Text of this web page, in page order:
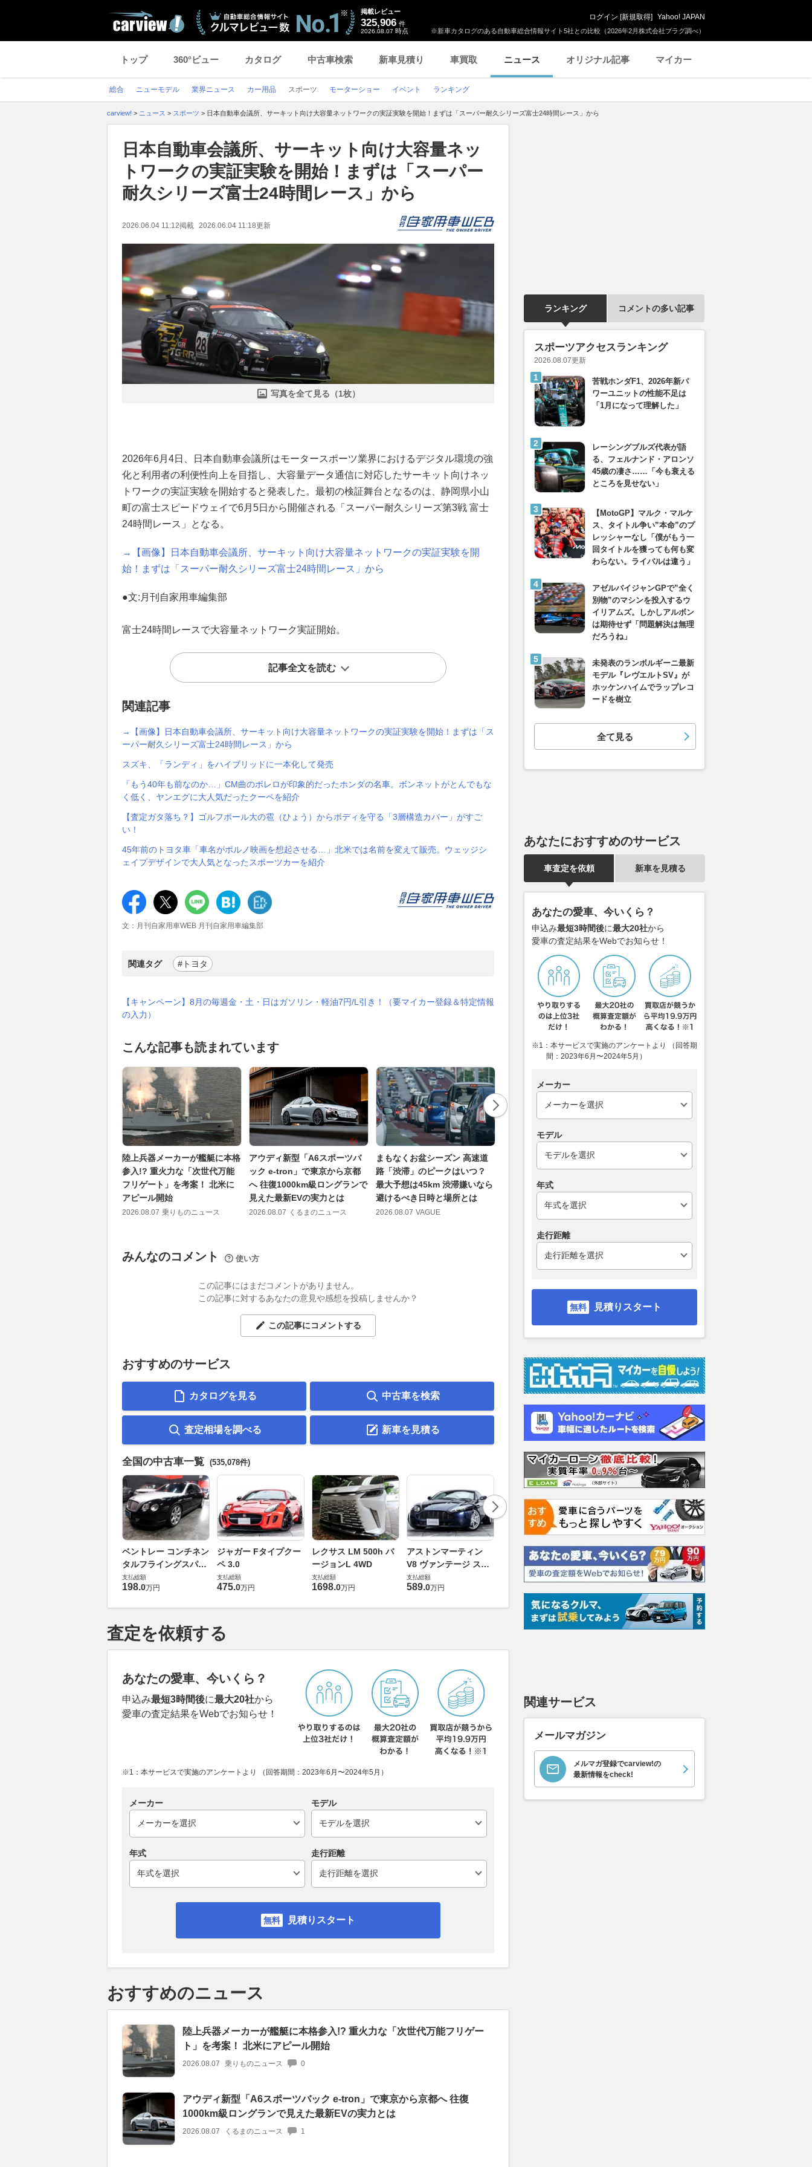
※新車カタログのある自動車総合情報サイト5社との比較（2026年2月株式会社プラグ調べ）
掲載レビュー
325,906 件
2026.08.07 時点
ログイン [新規取得] Yahoo! JAPAN
トップ 360°ビュー カタログ 中古車検索 新車見積り 車買取 ニュース オリジナル記事 マイカー
総合 ニューモデル 業界ニュース カー用品 スポーツ モーターショー イベント ランキング
carview! > ニュース > スポーツ > 日本自動車会議所、サーキット向け大容量ネットワークの実証実験を開始！まずは「スーパー耐久シリーズ富士24時間レース」から
日本自動車会議所、サーキット向け大容量ネッ
トワークの実証実験を開始！まずは「スーパー
耐久シリーズ富士24時間レース」から
2026.06.04 11:12掲載 2026.06.04 11:18更新
写真を全て見る（1枚）
2026年6月4日、日本自動車会議所はモータースポーツ業界におけるデジタル環境の強
化と利用者の利便性向上を目指し、大容量データ通信に対応したサーキット向けネッ
トワークの実証実験を開始すると発表した。最初の検証舞台となるのは、静岡県小山
町の富士スピードウェイで6月5日から開催される「スーパー耐久シリーズ第3戦 富士
24時間レース」となる。
→【画像】日本自動車会議所、サーキット向け大容量ネットワークの実証実験を開
始！まずは「スーパー耐久シリーズ富士24時間レース」から
●文:月刊自家用車編集部
富士24時間レースで大容量ネットワーク実証開始。
記事全文を読む
関連記事
→【画像】日本自動車会議所、サーキット向け大容量ネットワークの実証実験を開始！まずは「ス
ーパー耐久シリーズ富士24時間レース」から
スズキ、「ランディ」をハイブリッドに一本化して発売
「もう40年も前なのか…」CM曲のボレロが印象的だったホンダの名車。ボンネットがとんでもな
く低く、ヤンエグに大人気だったクーペを紹介
【査定ガタ落ち？】ゴルフボール大の雹（ひょう）からボディを守る「3層構造カバー」がすご
い！
45年前のトヨタ車「車名がポルノ映画を想起させる…」北米では名前を変えて販売。ウェッジシ
ェイプデザインで大人気となったスポーツカーを紹介
文：月刊自家用車WEB 月刊自家用車編集部
関連タグ #トヨタ
【キャンペーン】8月の毎週金・土・日はガソリン・軽油7円/L引き！（要マイカー登録＆特定情報
の入力）
こんな記事も読まれています
陸上兵器メーカーが艦艇に本格
参入!? 重火力な「次世代万能
フリゲート」を考案！ 北米に
アピール開始
2026.08.07 乗りものニュース
アウディ新型「A6スポーツバ
ック e-tron」で東京から京都
へ 往復1000km級ロングランで
見えた最新EVの実力とは
2026.08.07 くるまのニュース
まもなくお盆シーズン 高速道
路「渋滞」のピークはいつ？
最大予想は45km 渋滞嫌いなら
避けるべき日時と場所とは
2026.08.07 VAGUE
純正パーツを移植した結果。メ
ルセデスAMG「GT」が後付け
感なく覚醒する専用エアロ
これがEV時代に対するロータ
スの回答！ ３人乗りスポーツ
みんなのコメント 使い方
この記事にはまだコメントがありません。
この記事に対するあなたの意見や感想を投稿しませんか？
この記事にコメントする
おすすめのサービス
カタログを見る 中古車を検索
査定相場を調べる 新車を見積る
全国の中古車一覧 (535,078件)
ベントレー コンチネン
タルフライングスパー
6.0 4WD
支払総額
198.0万円
ジャガー Fタイプクー
ペ 3.0
支払総額
475.0万円
レクサス LM 500h バ
ージョンL 4WD
支払総額
1698.0万円
アストンマーティン
V8 ヴァンテージ スポ
ーツシフト
支払総額
589.0万円
ロータス エヴォーラ
エヴォーラ
0万円
ホンダ NSX 3.0
支払総額
898.0万円
ロールスロイス ゴース
ト ロールスロイス ゴ
ースト(第1世代 / RR4)
支払総額
905
査定を依頼する
あなたの愛車、今いくら？
申込み最短3時間後に最大20社から
愛車の査定結果をWebでお知らせ！
※1：本サービスで実施のアンケートより （回答期間：2023年6月〜2024年5月）
メーカー モデル
年式 走行距離
見積りスタート
おすすめのニュース
陸上兵器メーカーが艦艇に本格参入!? 重火力な「次世代万能フリゲー
ト」を考案！ 北米にアピール開始
2026.08.07 乗りものニュース 0
アウディ新型「A6スポーツバック e-tron」で東京から京都へ 往復
1000km級ロングランで見えた最新EVの実力とは
2026.08.07 くるまのニュース 1
ランキング コメントの多い記事
スポーツアクセスランキング
2026.08.07更新
苦戦ホンダF1、2026年新パ
ワーユニットの性能不足は
「1月になって理解した」
レーシングブルズ代表が語
る、フェルナンド・アロンソ
45歳の凄さ……「今も衰える
ところを見せない」
【MotoGP】マルク・マルケ
ス、タイトル争い”本命”のプ
レッシャーなし「僕がもう一
回タイトルを獲っても何も変
わらない。ライバルは違う」
アゼルバイジャンGPで”全く
別物”のマシンを投入するウ
イリアムズ。しかしアルボン
は期待せず「問題解決は無理
だろうね」
未発表のランボルギーニ最新
モデル『レヴエルトSV』が
ホッケンハイムでラップレコ
ードを樹立
全て見る
あなたにおすすめのサービス
車査定を依頼 新車を見積る
あなたの愛車、今いくら？
申込み最短3時間後に最大20社から
愛車の査定結果をWebでお知らせ！
※1：本サービスで実施のアンケートより （回答期
間：2023年6月〜2024年5月）
メーカー
モデル
年式
走行距離
見積りスタート
関連サービス
メールマガジン
メルマガ登録でcarview!の
最新情報をcheck!